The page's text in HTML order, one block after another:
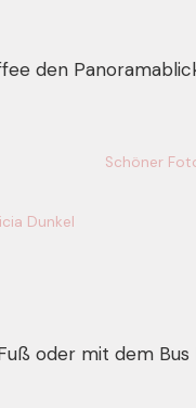
den
Schöner
Dunkel
oder mit dem Bus